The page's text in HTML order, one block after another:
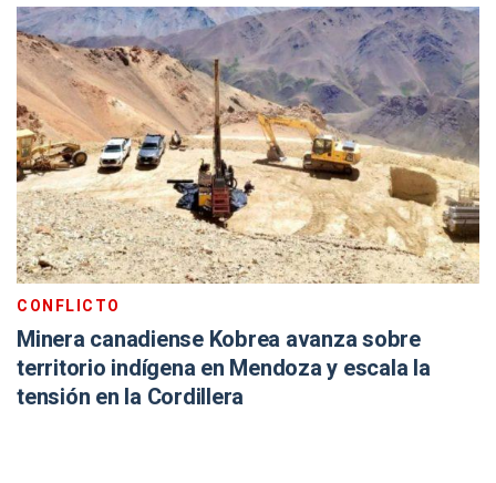
CONFLICTO
Minera canadiense Kobrea avanza sobre
territorio indígena en Mendoza y escala la
tensión en la Cordillera